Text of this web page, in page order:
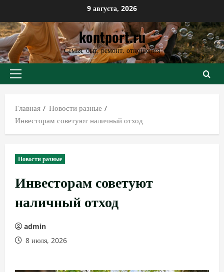
к
содержимому
9 августа, 2026
kontport.ru
Семья, быт, ремонт, отношения
Основное
Главная
Новости разные
Инвесторам советуют наличный отход
Новости разные
Инвесторам советуют
наличный отход
admin
8 июля, 2026